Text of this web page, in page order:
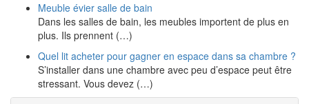
Meuble évier salle de bain
Dans les salles de bain, les meubles importent de plus en
plus. Ils prennent (…)
Quel lit acheter pour gagner en espace dans sa chambre ?
S’installer dans une chambre avec peu d’espace peut être
stressant. Vous devez (…)